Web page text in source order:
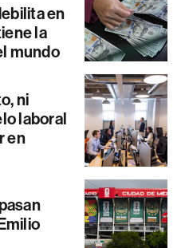
en
la
mundo
ni
laboral
en